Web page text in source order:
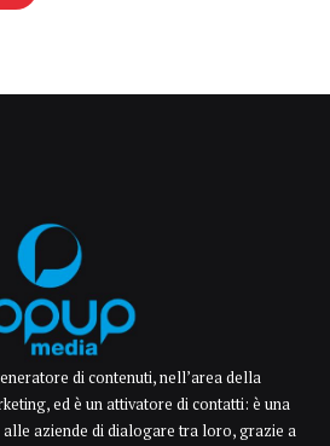
di contenuti, nell’area della
ed è un attivatore di contatti: è una
aziende di dialogare tra loro, grazie a